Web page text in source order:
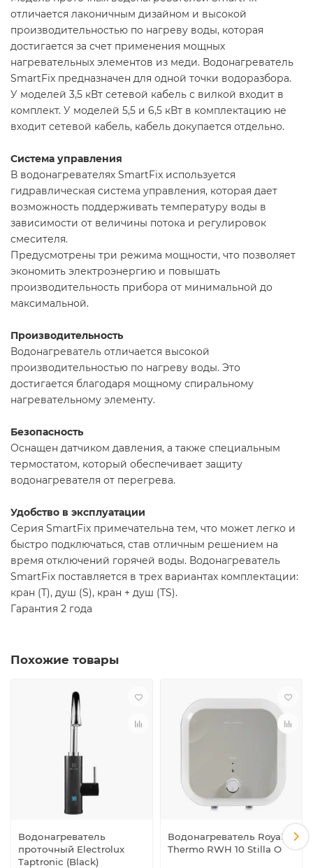
отличается лаконичным дизайном и высокой
производительностью по нагреву воды, которая
достигается за счет применения мощных
нагревательных элементов из меди. Водонагреватель
SmartFix предназначен для одной точки водоразбора.
У моделей 3,5 кВт сетевой кабель с вилкой входит в
комплект. У моделей 5,5 и 6,5 кВт в комплектацию не
входит сетевой кабель, кабель докупается отдельно.
Система управления
В водонагревателях SmartFix используется
гидравлическая система управления, которая дает
возможность поддерживать температуру воды в
зависимости от величины потока и регулировок
смесителя.
Предусмотрены три режима мощности, что позволяет
экономить электроэнергию и повышать
производительность прибора от минимальной до
максимальной.
Производительность
Водонагреватель отличается высокой
производительностью по нагреву воды. Это
достигается благодаря мощному спиральному
нагревательному элементу.
Безопасность
Оснащен датчиком давления, а также специальным
термостатом, который обеспечивает защиту
водонагревателя от перегрева.
Удобство в эксплуатации
Серия SmartFix примечательна тем, что может легко и
быстро подключаться, став отличным решением на
время отключений горячей воды. Водонагреватель
SmartFix поставляется в трех вариантах комплектации:
кран (T), душ (S), кран + душ (TS).
Гарантия 2 года
Похожие товары
Водонагреватель
проточный Electrolux
Taptronic (Black)
Водонагреватель Royal
Thermo RWH 10 Stilla O